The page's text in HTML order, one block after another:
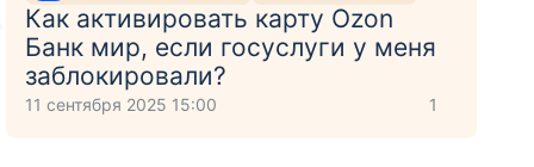
Как активировать карту Ozon
Банк мир, если госуслуги у меня
заблокировали?
11 сентября 2025 15:00 1